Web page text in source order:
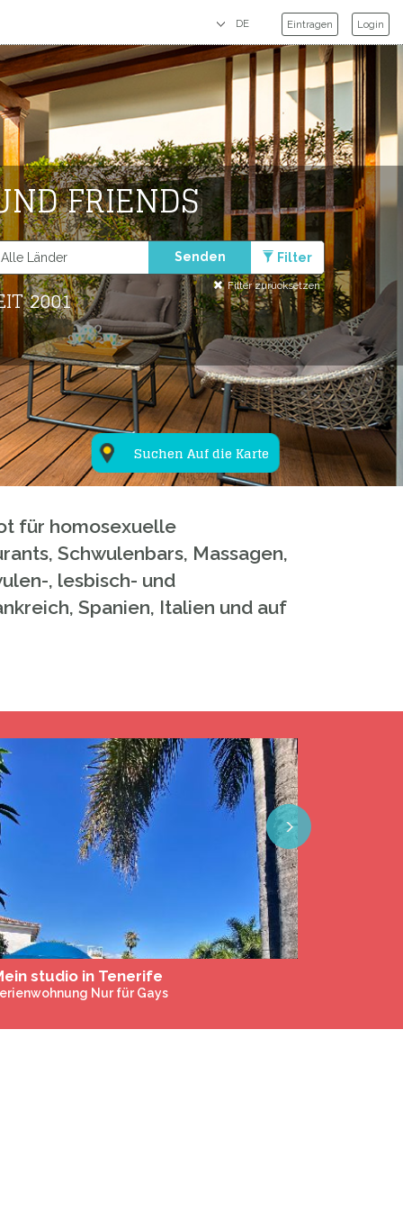
Eintragen Login
Suchen Auf die Karte
FRIENDS
Senden Filter
Filter zurücksetzen
2001
für homosexuelle
Schwulenbars, Massagen,
, lesbisch- und
Spanien, Italien und auf
Next
studio in Tenerife
Nur für Gays